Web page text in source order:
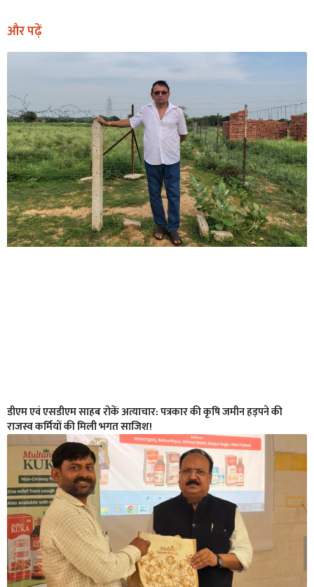
और पढ़ें
डीएम एवं एसडीएम साहब रोकें अत्याचार: पत्रकार की कृषि जमीन हड़पने की
राजस्व कर्मियों की मिली भगत साजिश!